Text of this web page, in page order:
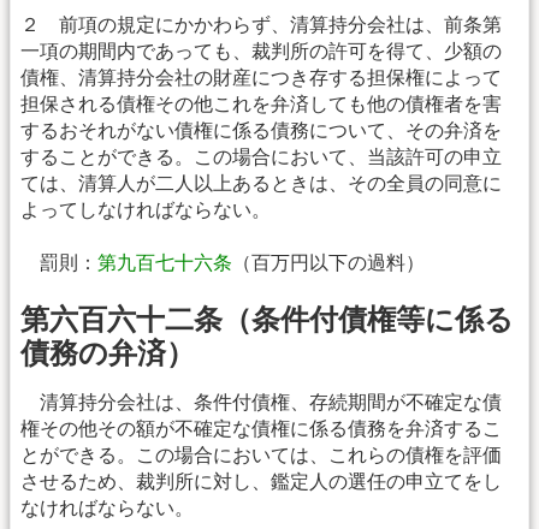
２ 前項の規定にかかわらず、清算持分会社は、前条第
一項の期間内であっても、裁判所の許可を得て、少額の
債権、清算持分会社の財産につき存する担保権によって
担保される債権その他これを弁済しても他の債権者を害
するおそれがない債権に係る債務について、その弁済を
することができる。この場合において、当該許可の申立
ては、清算人が二人以上あるときは、その全員の同意に
よってしなければならない。
罰則： 第九百七十六条 （百万円以下の過料）
第六百六十二条（条件付債権等に係る
債務の弁済）
清算持分会社は、条件付債権、存続期間が不確定な債
権その他その額が不確定な債権に係る債務を弁済するこ
とができる。この場合においては、これらの債権を評価
させるため、裁判所に対し、鑑定人の選任の申立てをし
なければならない。